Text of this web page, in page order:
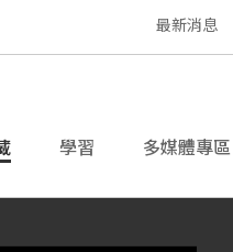
最新消息
學習 多媒體專區